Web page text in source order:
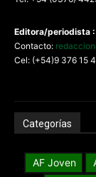
Editora/periodista
Contacto:
Cel: (+54)9 376 15
Categorías
AF Joven